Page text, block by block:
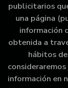
2026 ©
publicitarios
una página
información
obtenida a
hábitos
información en